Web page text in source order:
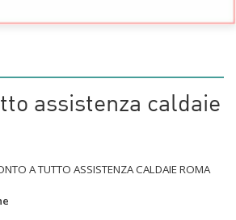
assistenza caldaie
A TUTTO ASSISTENZA CALDAIE ROMA